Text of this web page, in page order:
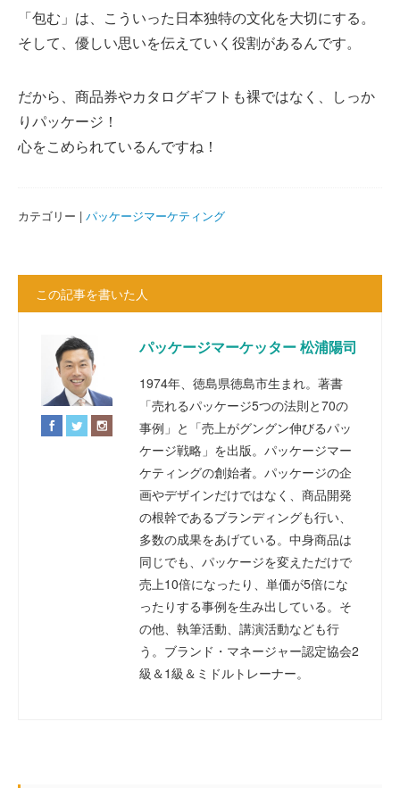
「包む」は、こういった日本独特の文化を大切にする。
そして、優しい思いを伝えていく役割があるんです。
だから、商品券やカタログギフトも裸ではなく、しっか
りパッケージ！
心をこめられているんですね！
カテゴリー | パッケージマーケティング
この記事を書いた人
パッケージマーケッター 松浦陽司
1974年、徳島県徳島市生まれ。著書
「売れるパッケージ5つの法則と70の
事例」と「売上がグングン伸びるパッ
ケージ戦略」を出版。パッケージマー
ケティングの創始者。パッケージの企
画やデザインだけではなく、商品開発
の根幹であるブランディングも行い、
多数の成果をあげている。中身商品は
同じでも、パッケージを変えただけで
売上10倍になったり、単価が5倍にな
ったりする事例を生み出している。そ
の他、執筆活動、講演活動なども行
う。ブランド・マネージャー認定協会2
級＆1級＆ミドルトレーナー。